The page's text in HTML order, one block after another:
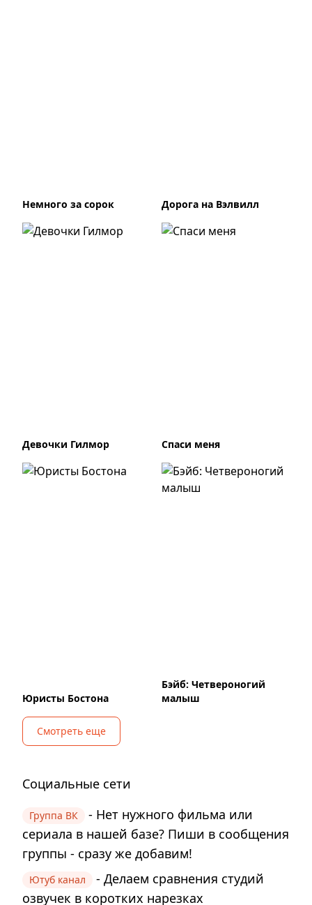
Немного за сорок Дорога на Вэлвилл
Девочки Гилмор Спаси меня
Юристы Бостона
Бэйб: Четвероногий
малыш
Смотреть еще
Социальные сети
Группа ВК
- Нет нужного фильма или
сериала в нашей базе? Пиши в сообщения
группы - сразу же добавим!
Ютуб канал
- Делаем сравнения студий
озвучек в коротких нарезках